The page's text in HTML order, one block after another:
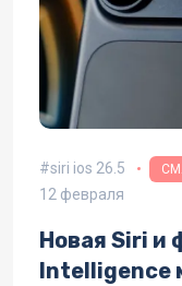
siri ios 26.5
12 февраля
Новая Siri и
Intelligence